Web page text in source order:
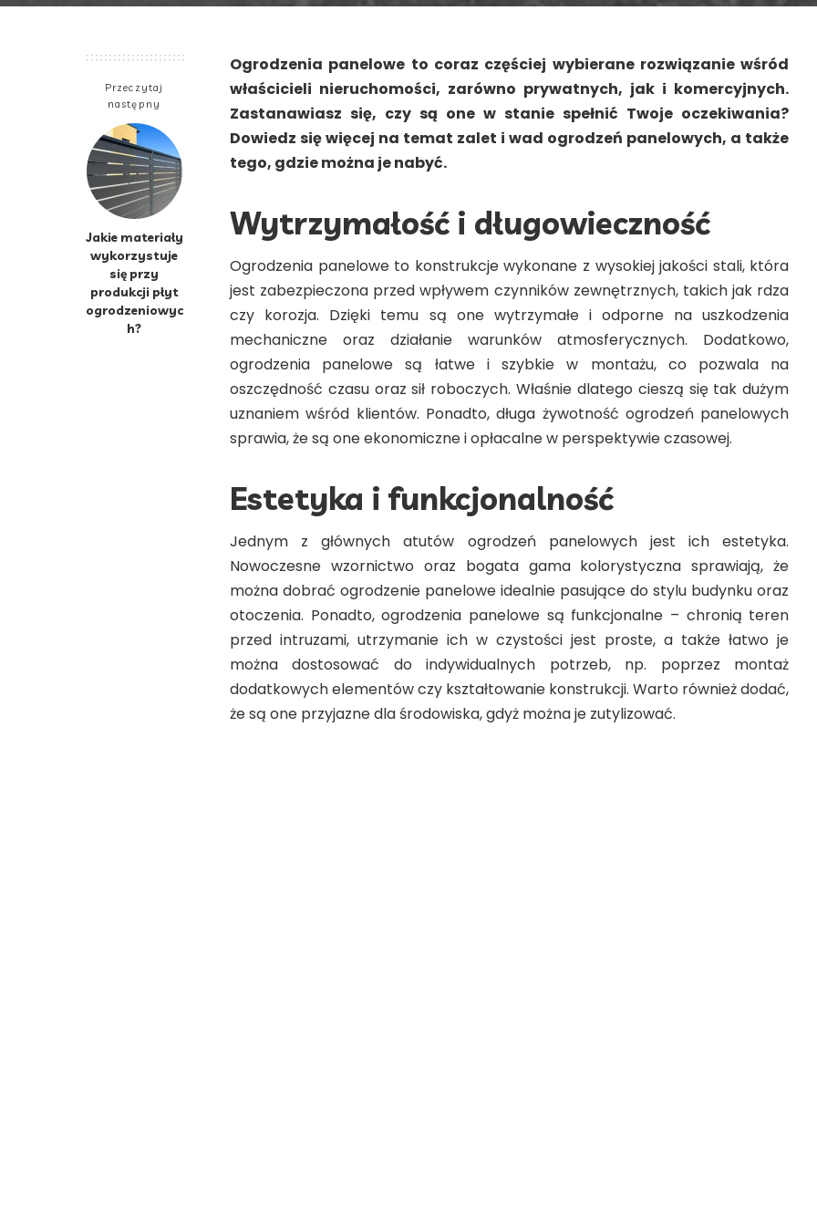
Przeczytaj
następny
Jakie materiały
wykorzystuje
się przy
produkcji płyt
ogrodzeniowyc
h?
Ogrodzenia panelowe to coraz częściej wybierane rozwiązanie wśród
właścicieli nieruchomości, zarówno prywatnych, jak i komercyjnych.
Zastanawiasz się, czy są one w stanie spełnić Twoje oczekiwania?
Dowiedz się więcej na temat zalet i wad ogrodzeń panelowych, a także
tego, gdzie można je nabyć.
Wytrzymałość i długowieczność
Ogrodzenia panelowe to konstrukcje wykonane z wysokiej jakości stali, która
jest zabezpieczona przed wpływem czynników zewnętrznych, takich jak rdza
czy korozja. Dzięki temu są one wytrzymałe i odporne na uszkodzenia
mechaniczne oraz działanie warunków atmosferycznych. Dodatkowo,
ogrodzenia panelowe są łatwe i szybkie w montażu, co pozwala na
oszczędność czasu oraz sił roboczych. Właśnie dlatego cieszą się tak dużym
uznaniem wśród klientów. Ponadto, długa żywotność ogrodzeń panelowych
sprawia, że są one ekonomiczne i opłacalne w perspektywie czasowej.
Estetyka i funkcjonalność
Jednym z głównych atutów ogrodzeń panelowych jest ich estetyka.
Nowoczesne wzornictwo oraz bogata gama kolorystyczna sprawiają, że
można dobrać ogrodzenie panelowe idealnie pasujące do stylu budynku oraz
otoczenia. Ponadto, ogrodzenia panelowe są funkcjonalne – chronią teren
przed intruzami, utrzymanie ich w czystości jest proste, a także łatwo je
można dostosować do indywidualnych potrzeb, np. poprzez montaż
dodatkowych elementów czy kształtowanie konstrukcji. Warto również dodać,
że są one przyjazne dla środowiska, gdyż można je zutylizować.